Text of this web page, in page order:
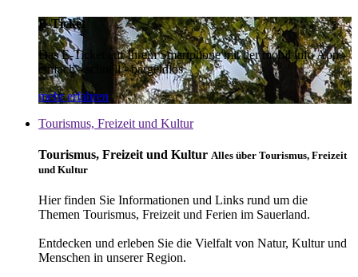
E-Ticket
Das E-Ticket auf Ihrem Smartphone mit der mobil info App -
einfach - schnell - bargeldlos
mehr erfahren
Tourismus, Freizeit und Kultur
Tourismus, Freizeit und Kultur Alles über Tourismus, Freizeit
und Kultur
Hier finden Sie Informationen und Links rund um die
Themen Tourismus, Freizeit und Ferien im Sauerland.
Entdecken und erleben Sie die Vielfalt von Natur, Kultur und
Menschen in unserer Region.